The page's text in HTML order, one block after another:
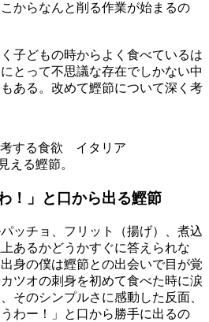
からなんと削る作業が始まるの
子どもの時からよく食べているは
とって不思議な存在でしかない中
ある。改めて鰹節について深く考
える鰹節。
！」と口から出る鰹節
ッチョ、フリット（揚げ）、煮込
あるかどうかすぐに答えられな
身の僕は鰹節との出会いで目が覚
ツオの刺身を初めて食べた時に涙
そのシンプルさに感動した反面、
わー！」と口から勝手に出るの